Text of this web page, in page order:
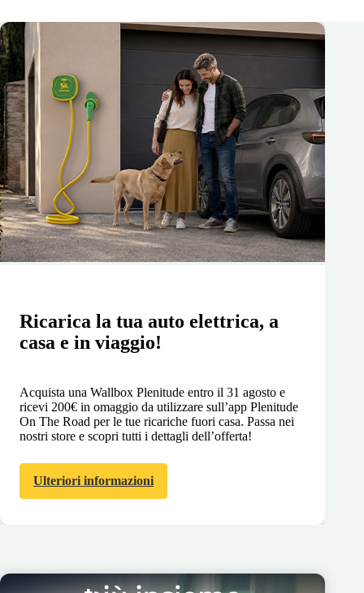
Ricarica la tua auto elettrica, a
casa e in viaggio!
Acquista una Wallbox Plenitude entro il 31 agosto e
ricevi 200€ in omaggio da utilizzare sull’app Plenitude
On The Road per le tue ricariche fuori casa. Passa nei
nostri store e scopri tutti i dettagli dell’offerta!
Ulteriori informazioni